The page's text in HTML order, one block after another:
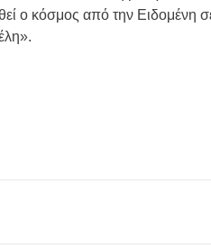
ο κόσμος από την Ειδομένη